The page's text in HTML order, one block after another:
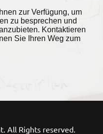
zur Verfügung, um
zu besprechen und
Kontaktieren
Sie Ihren Weg zum
All Rights reserved.